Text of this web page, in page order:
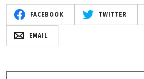
FACEBOOK TWITTER
EMAIL